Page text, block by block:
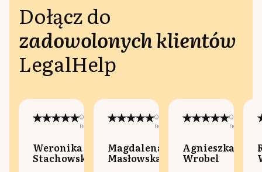
Dołącz do
zadowolonych klientów
LegalHelp
Opublikowano
na:
Weronika
Stachowska
Opublikowano
na:
Magdalena
Masłowska
na:
Agnieszka
Wrobel